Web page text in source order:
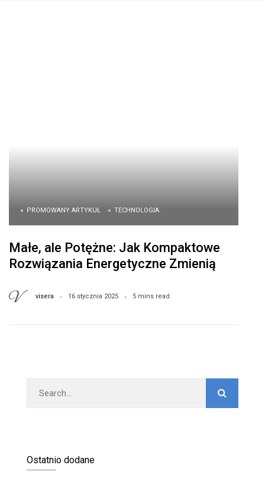
PROMOWANY ARTYKUŁ TECHNOLOGIA
Małe, ale Potężne: Jak Kompaktowe
Rozwiązania Energetyczne Zmienią
visera 16 stycznia 2025 5 mins read
Ostatnio dodane